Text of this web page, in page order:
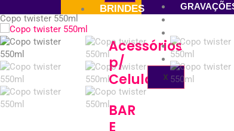
BRINDES
Acessórios
p/
Celular
BAR
E
NOVIDADES
CONTATO
X
Copo twister 550ml